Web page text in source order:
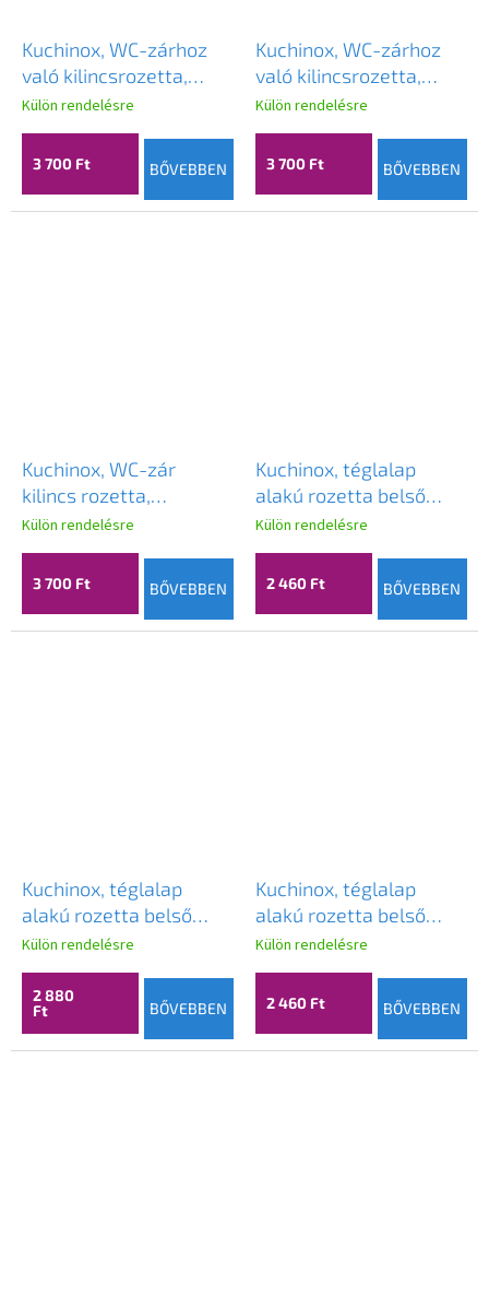
Kuchinox, WC-zárhoz
való kilincsrozetta,
matt fekete-arany,
LAV-LP2_703A
Külön rendelésre
3 700 Ft BŐVEBBEN
Kuchinox, WC-zárhoz
való kilincsrozetta,
matt fekete, LAV-
LP2_903A
Külön rendelésre
3 700 Ft BŐVEBBEN
Kuchinox, WC-zár
kilincs rozetta,
szálcsiszolt acél, LAV-
LP2_303A
Külön rendelésre
3 700 Ft BŐVEBBEN
Kuchinox, téglalap
alakú rozetta belső
kulcshoz, grafit, LAV-
LP2_501A
Külön rendelésre
2 460 Ft BŐVEBBEN
Kuchinox, téglalap
alakú rozetta belső
kulcshoz, fekete-arany
matt, LAV-LP2_701A
Külön rendelésre
2 880
Ft
BŐVEBBEN
Kuchinox, téglalap
alakú rozetta belső
kulcshoz, matt fekete,
LAV-LP2_901A
Külön rendelésre
2 460 Ft BŐVEBBEN